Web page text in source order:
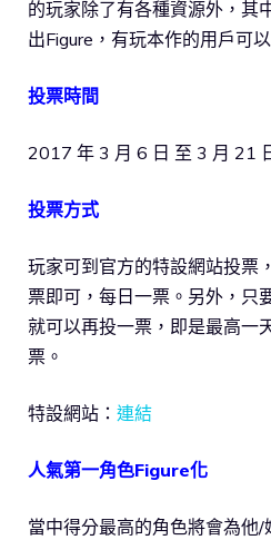
的玩家除了有各種資源外，其
出Figure，有玩本作的用戶可
投票時間
2017 年 3 月 6 日 至 3 月 21
投票方式
玩家可到官方的特設網站投票
票即可，每日一票。另外，只
就可以再投一票，即是最高一
票。
特設網站： 連結
人氣第一角色Figure化
當中得分最高的角色將會為他